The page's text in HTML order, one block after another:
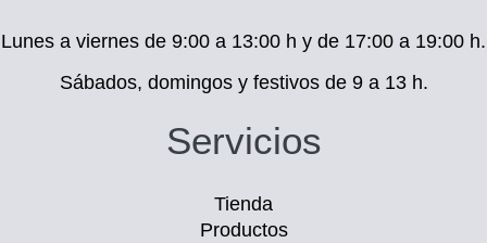
Lunes a viernes de 9:00 a 13:00 h y de 17:00 a 19:00 h.
Sábados, domingos y festivos de 9 a 13 h.
Servicios
Tienda
Productos